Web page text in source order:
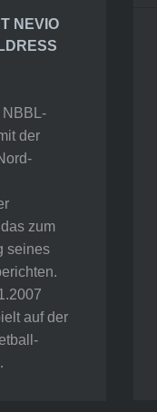
NEVIO
NBBL-
der
zum
seines
auf der